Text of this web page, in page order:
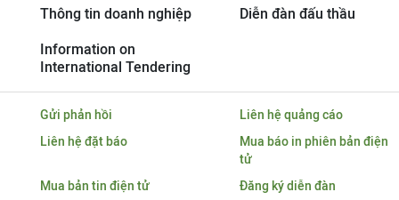
Thông tin doanh nghiệp Diễn đàn đấu thầu
Information on
International Tendering
Gửi phản hồi
Liên hệ quảng cáo
Liên hệ đặt báo
Mua báo in phiên bản điện
tử
Mua bản tin điện tử
Đăng ký diễn đàn